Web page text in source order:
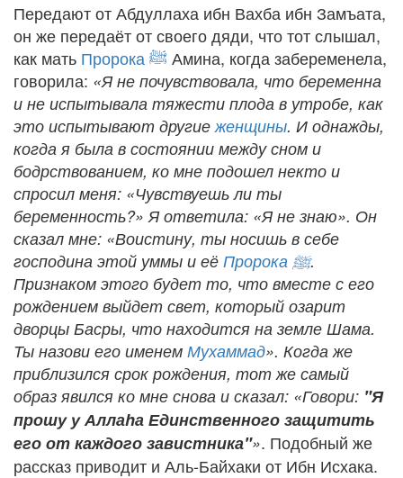
Передают от Абдуллаха ибн Вахба ибн Замъата,
он же передаёт от своего дяди, что тот слышал,
как мать Пророка ﷺАмина, когда забеременела,
говорила: «Я не почувствовала, что беременна
и не испытывала тяжести плода в утробе, как
это испытывают другиеженщины. И однажды,
когда я была в состоянии между сном и
бодрствованием, ко мне подошел некто и
спросил меня: «Чувствуешь ли ты
беременность?» Я ответила: «Я не знаю». Он
сказал мне: «Воистину, ты носишь в себе
господина этой уммы и её Пророка ﷺ.
Признаком этого будет то, что вместе с его
рождением выйдет свет, который озарит
дворцы Басры, что находится на земле Шама.
Ты назови его именем Мухаммад». Когда же
приблизился срок рождения, тот же самый
образ явился ко мне снова и сказал: «Говори: "Я
прошу у Аллаhа Единственного защитить
его от каждого завистника"». Подобный же
рассказ приводит и Аль-Байхаки от Ибн Исхака.